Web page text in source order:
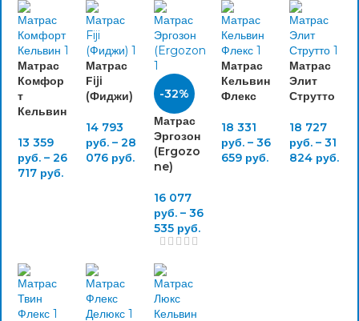
Матрас
Комфор
т
Кельвин
13 359
руб. – 26
717 руб.
Матрас
Fiji
(Фиджи)
14 793
руб. – 28
076руб.
-32%
Матрас
Эргозон
(Ergozo
ne)
16 077
руб. – 36
535руб.
Матрас
Кельвин
Флекс
18 331
руб. – 36
659 руб.
Матрас
Элит
Струтто
18 727
руб. – 31
824 руб.